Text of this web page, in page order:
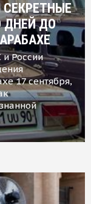
ДНЕЙ ДО
России
17 сентября,